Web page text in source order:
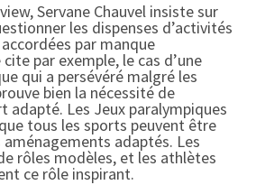
Servane Chauvel insiste sur
les dispenses d’activités
par manque
cite par exemple, le cas d’une
qui a persévéré malgré les
bien la nécessité de
adapté. Les Jeux paralympiques
tous les sports peuvent être
adaptés. Les
rôles modèles, et les athlètes
ce rôle inspirant.